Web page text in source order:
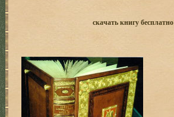
скачать книгу бесплатно